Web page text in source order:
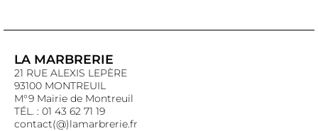
LA MARBRERIE
21 RUE ALEXIS LEPÈRE
93100 MONTREUIL
M°9 Mairie de Montreuil
TÉL. : 01 43 62 71 19
contact(@)lamarbrerie.fr